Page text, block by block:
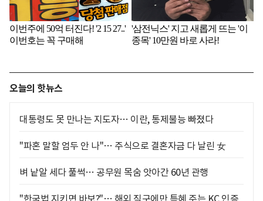
오늘의 핫뉴스
대통령도 못 만나는 지도자… 이란, 통제불능 빠졌다
"파혼 말할 엄두 안 나"… 주식으로 결혼자금 다 날린 女
벼 낱알 세다 풀썩… 공무원 목숨 앗아간 60년 관행